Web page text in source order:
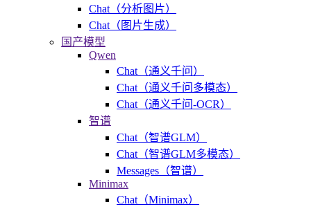
Chat（分析图片）
Chat（图片生成）
国产模型
Qwen
Chat（通义千问）
Chat（通义千问多模态）
Chat（通义千问-OCR）
智谱
Chat（智谱GLM）
Chat（智谱GLM多模态）
Messages（智谱）
Minimax
Chat（Minimax）